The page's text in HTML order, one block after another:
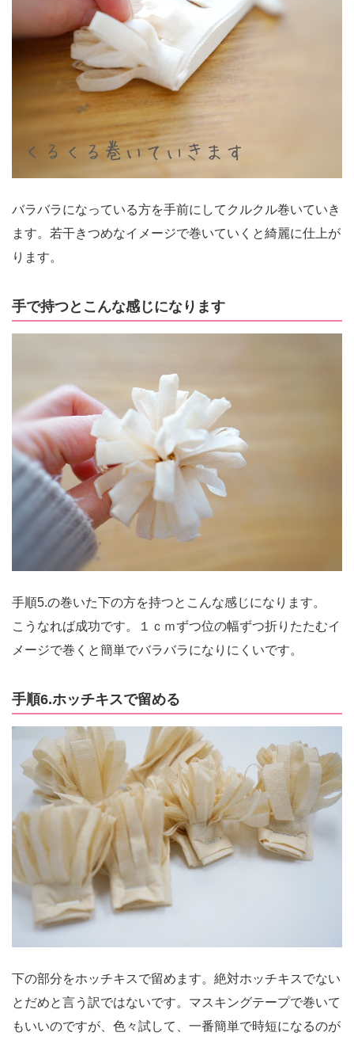
バラバラになっている方を手前にしてクルクル巻いていき
ます。若干きつめなイメージで巻いていくと綺麗に仕上が
ります。
手で持つとこんな感じになります
手順5.の巻いた下の方を持つとこんな感じになります。
こうなれば成功です。１ｃｍずつ位の幅ずつ折りたたむイ
メージで巻くと簡単でバラバラになりにくいです。
手順6.ホッチキスで留める
下の部分をホッチキスで留めます。絶対ホッチキスでない
とだめと言う訳ではないです。マスキングテープで巻いて
もいいのですが、色々試して、一番簡単で時短になるのが